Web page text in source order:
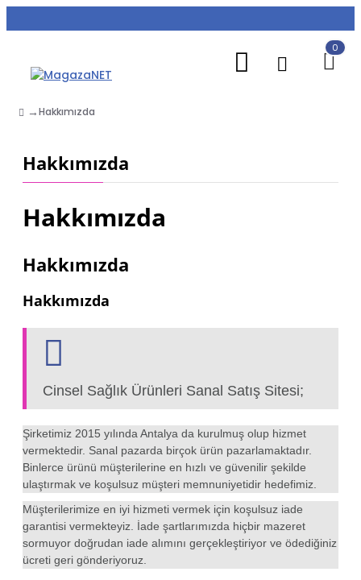
0
Hakkımızda
Hakkımızda
Hakkımızda
Hakkımızda
Hakkımızda
Cinsel Sağlık Ürünleri Sanal Satış Sitesi;
Şirketimiz 2015 yılında Antalya da kurulmuş olup hizmet
vermektedir. Sanal pazarda birçok ürün pazarlamaktadır.
Binlerce ürünü müşterilerine en hızlı ve güvenilir şekilde
ulaştırmak ve koşulsuz müşteri memnuniyetidir hedefimiz.
Müşterilerimize en iyi hizmeti vermek için koşulsuz iade
garantisi vermekteyiz. İade şartlarımızda hiçbir mazeret
sormuyor doğrudan iade alımını gerçekleştiriyor ve ödediğiniz
ücreti geri gönderiyoruz.